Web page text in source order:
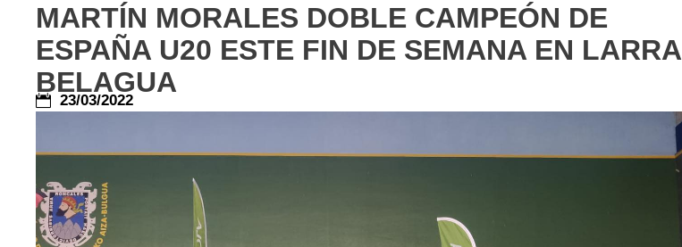
MARTÍN MORALES DOBLE CAMPEÓN DE
ESPAÑA U20 ESTE FIN DE SEMANA EN LARRA
BELAGUA
23/03/2022